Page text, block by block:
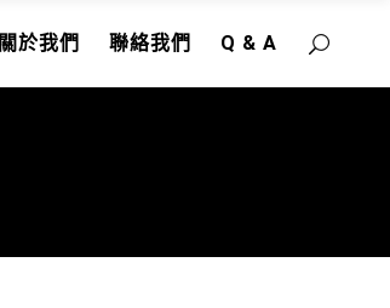
關於我們 聯絡我們 Q & A